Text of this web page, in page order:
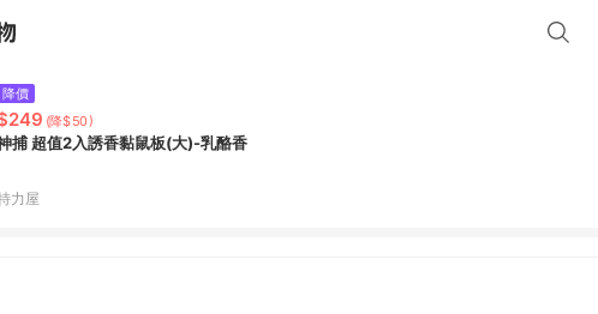
降價
(降$50)
捕 超值2入誘香黏鼠板(大)-乳酪香
力屋